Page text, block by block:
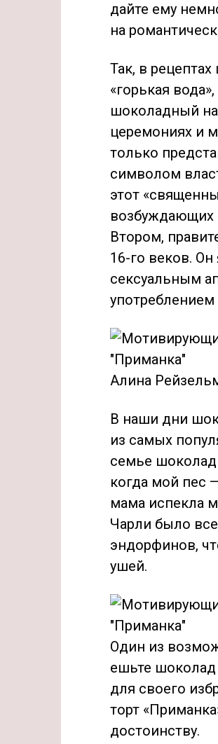
дайте ему
на
Так, в
«горькая
шоколадный
церемониях и
только
символом
этот
возбуждающих
Втором,
16-го веков.
сексуальным
Алина
В наши дни
из самых
семье шоколад
когда мой пес
мама испекла
Чарли было
эндорфинов,
ушей.
Один из
ешьте шоколад
для своего
торт
достоинству.